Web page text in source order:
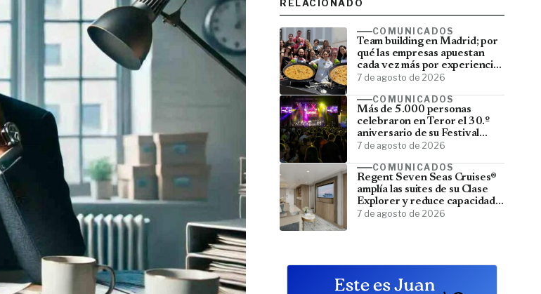
RELACIONADO
COMUNICADOS
Team building en Madrid; por
qué las empresas apuestan
cada vez más por experiencias
que fortalecen sus equipos
7 de agosto de 2026
COMUNICADOS
Más de 5.000 personas
celebraron en Teror el 30.º
aniversario de su Festival
Latino
7 de agosto de 2026
COMUNICADOS
Regent Seven Seas Cruises®
amplía las suites de su Clase
Explorer y reduce capacidad;
menos pasajeros, más espacio
7 de agosto de 2026